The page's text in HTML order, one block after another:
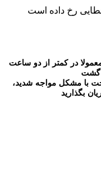
رخ داده است
در کمتر از دو ساعت
گشت
با مشکل مواجه شدید،
بگذارید